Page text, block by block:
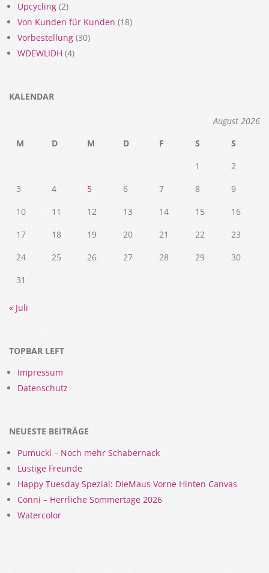
Upcycling (2)
Von Kunden für Kunden (18)
Vorbestellung (30)
WDEWLIDH (4)
KALENDAR
August 2026
M
D M D F S
S
1
2
3
4 5 6 7 8
9
10
11 12 13 14 15
16
17
18 19 20 21 22
23
24
25 26 27 28 29
30
31
« Juli
TOPBAR LEFT
Impressum
Datenschutz
NEUESTE BEITRÄGE
Pumuckl – Noch mehr Schabernack
Lustige Freunde
Happy Tuesday Spezial: DieMaus Vorne Hinten Canvas
Conni – Herrliche Sommertage 2026
Watercolor